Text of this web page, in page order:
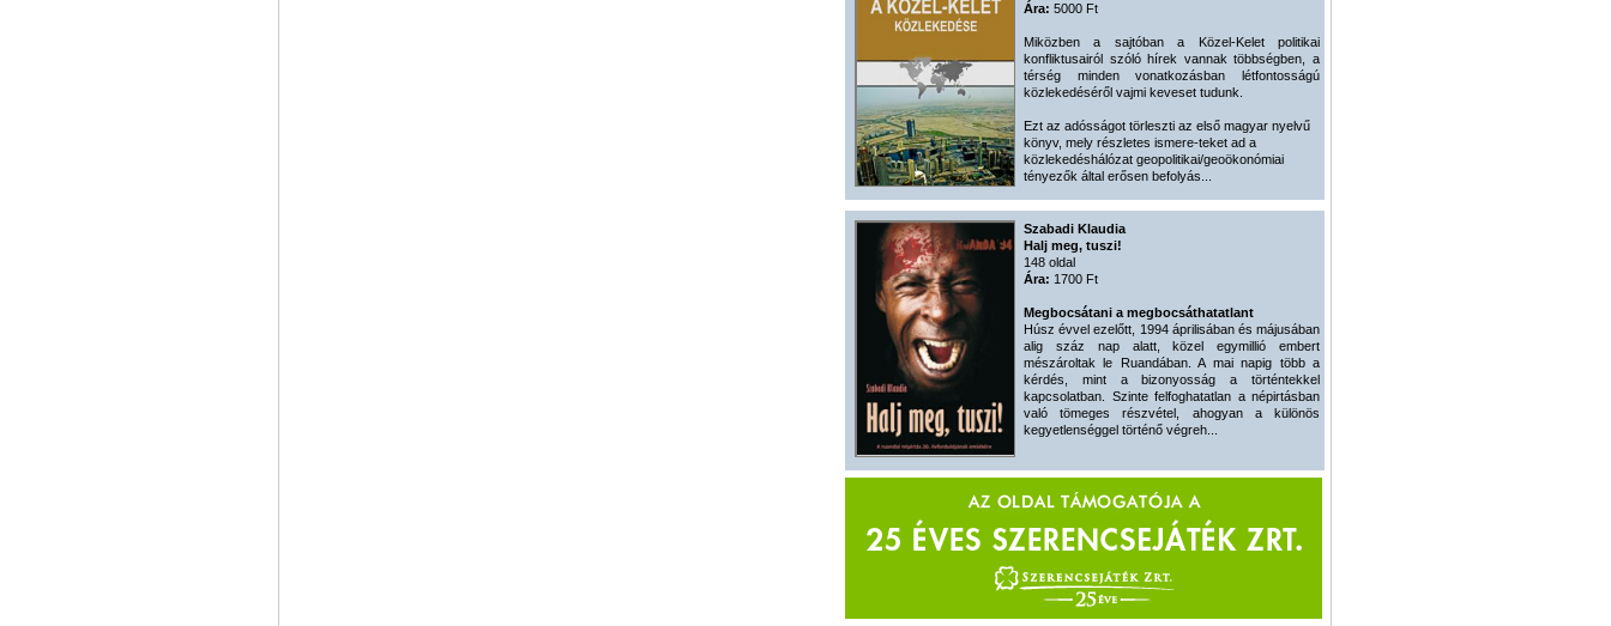
Ára: 5000 Ft
Miközben a sajtóban a Közel-Kelet politikai
konfliktusairól szóló hírek vannak többségben, a
térség minden vonatkozásban létfontosságú
közlekedéséről vajmi keveset tudunk.
Ezt az adósságot törleszti az első magyar nyelvű
könyv, mely részletes ismere-teket ad a
közlekedéshálózat geopolitikai/geoökonómiai
tényezők által erősen befolyás...
Szabadi Klaudia
Halj meg, tuszi!
148 oldal
Ára: 1700 Ft
Megbocsátani a megbocsáthatatlant
Húsz évvel ezelőtt, 1994 áprilisában és májusában
alig száz nap alatt, közel egymillió embert
mészároltak le Ruandában. A mai napig több a
kérdés, mint a bizonyosság a történtekkel
kapcsolatban. Szinte felfoghatatlan a népirtásban
való tömeges részvétel, ahogyan a különös
kegyetlenséggel történő végreh...